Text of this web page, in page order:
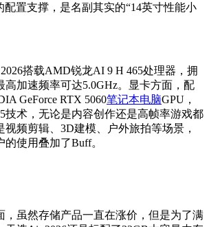
配置支撑，是名副其实的“14英寸性能小
搭载AMD锐龙AI 9 H 465处理器，拥
高加速频率可达5.0GHz。显卡方面，配
GeForce RTX 5060笔记本电脑GPU，
技术，无论是内容创作还是高帧率游戏都
频剪辑、3D建模、户外旅拍等场景，
使用叠加了Buff。
，虽然存储产品一直在涨价，但是为了满